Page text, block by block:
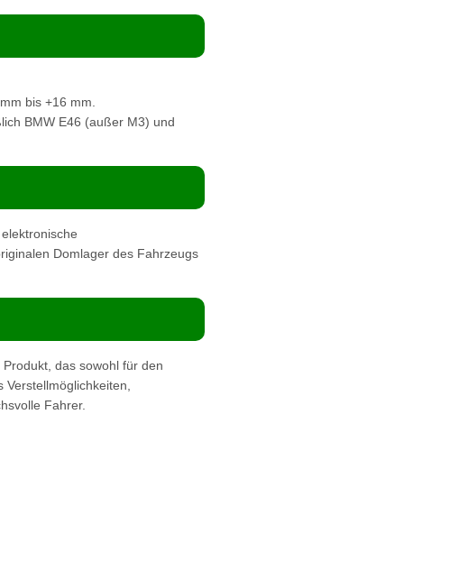
bis +16 mm.
BMW E46 (außer M3) und
Domlager des Fahrzeugs
das sowohl für den
Fahrer.